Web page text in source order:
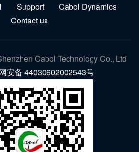
Support
Cabol Dynamics
Contact us
Cabol Technology Co., Ltd
安备 44030602002543号